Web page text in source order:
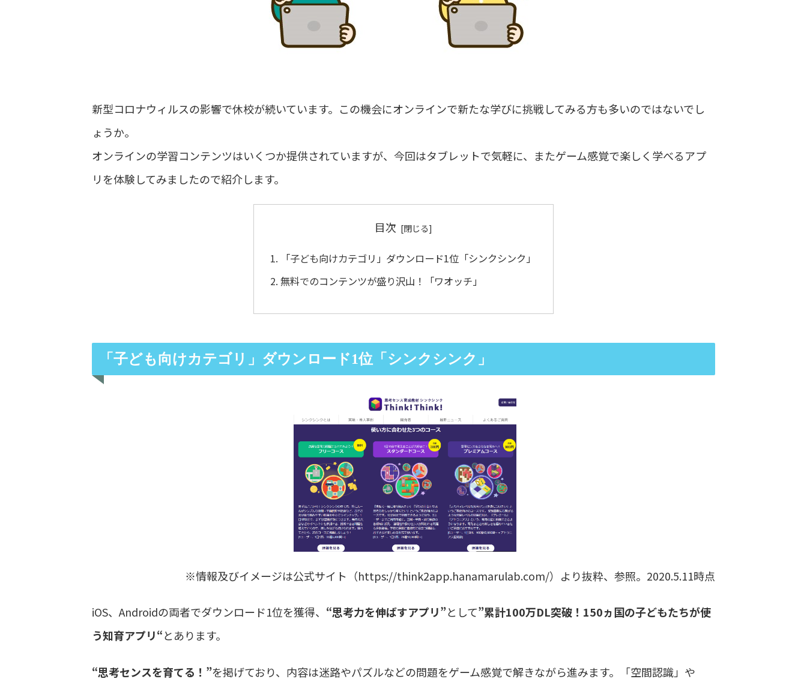
新型コロナウィルスの影響で休校が続いています。この機会にオンラインで新たな学びに挑戦してみる方も多いのではないでし
ょうか。
オンラインの学習コンテンツはいくつか提供されていますが、今回はタブレットで気軽に、またゲーム感覚で楽しく学べるアプ
リを体験してみましたので紹介します。
目次
「子ども向けカテゴリ」ダウンロード1位「シンクシンク」
無料でのコンテンツが盛り沢山！「ワオッチ」
「子ども向けカテゴリ」ダウンロード1位「シンクシンク」
※情報及びイメージは公式サイト（https://think2app.hanamarulab.com/）より抜粋、参照。2020.5.11時点
iOS、Androidの両者でダウンロード1位を獲得、 “思考力を伸ばすアプリ”として”累計100万DL突破！150ヵ国の子どもたちが使
う知育アプリ“とあります。
“思考センスを育てる！”を掲げており、内容は迷路やパズルなどの問題をゲーム感覚で解きながら進みます。「空間認識」や